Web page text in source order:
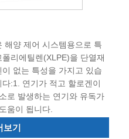
해양 제어 시스템용으로 특
리에틸렌(XLPE)을 단열재
없는 특성을 가지고 있습
:1. 연기가 적고 할로겐이
로 발생하는 연기와 유독가
움이 됩니다.
보기